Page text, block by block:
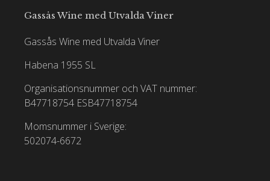
Gassås Wine med Utvalda Viner
Gassås Wine med Utvalda Viner
Habena 1955 SL
Organisationsnummer och VAT nummer:
B47718754 ESB47718754
Momsnummer i Sverige:
502074-6672